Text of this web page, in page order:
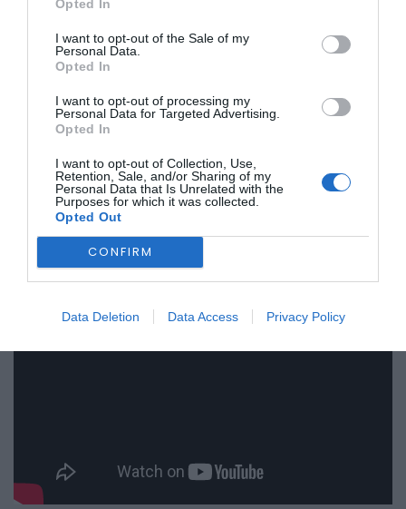
Opted In
I want to opt-out of the Sale of my
Personal Data.
Opted In
I want to opt-out of processing my
Personal Data for Targeted Advertising.
Opted In
I want to opt-out of Collection, Use,
Retention, Sale, and/or Sharing of my
Personal Data that Is Unrelated with the
Purposes for which it was collected.
Opted Out
CONFIRM
Data Deletion Data Access Privacy Policy
do concelho à rota internacional dos grandes festivais
urbanos.